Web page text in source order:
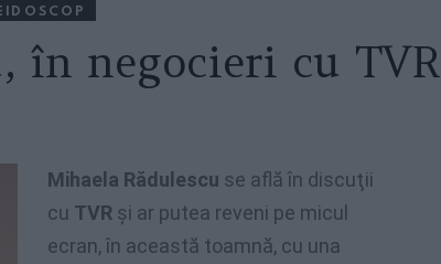
în negocieri cu TVR
Mihaela Rădulescu se află în discuţii
cu TVR şi ar putea reveni pe micul
ecran, în această toamnă, cu una